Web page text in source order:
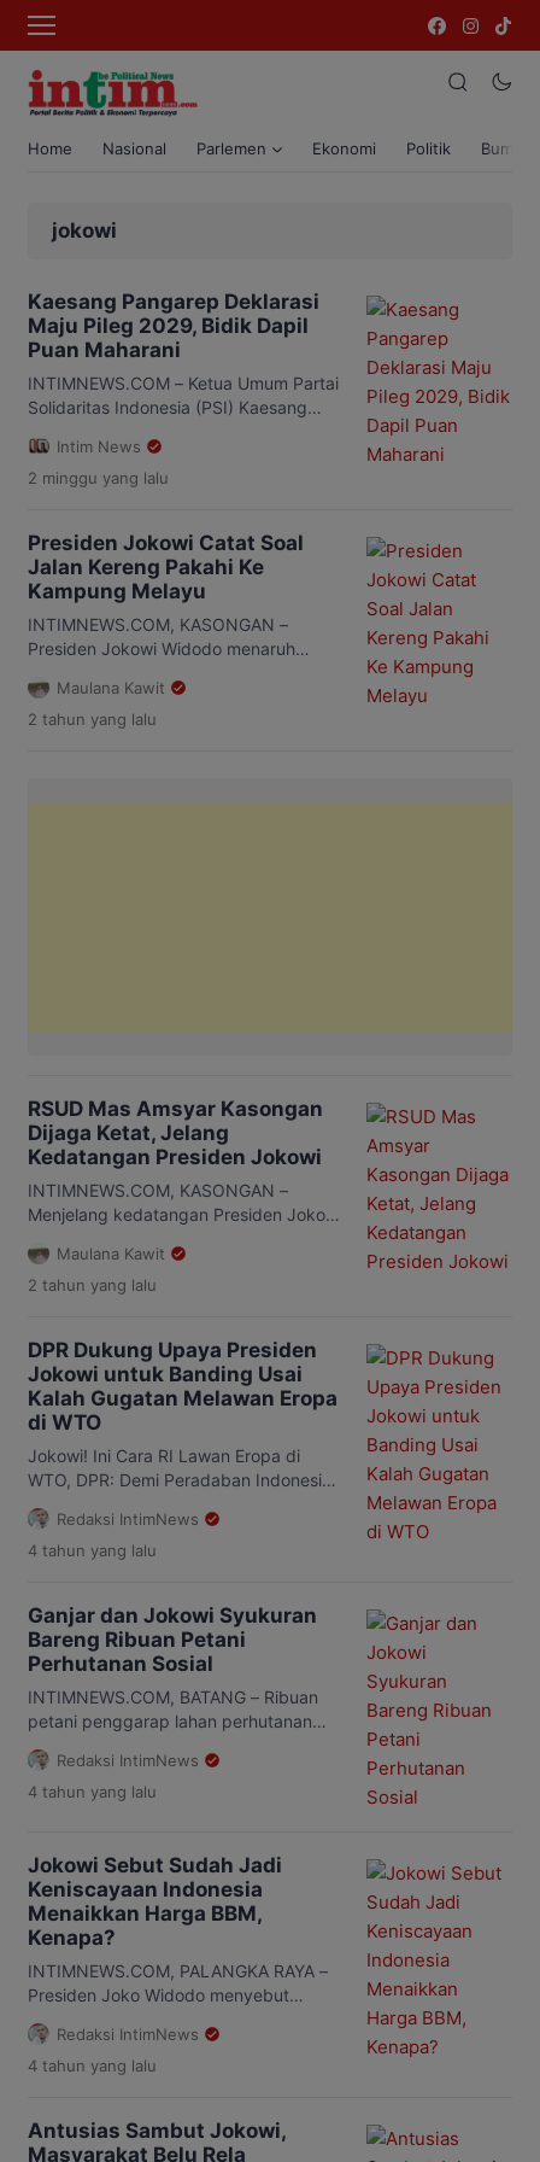
Home Nasional Parlemen Ekonomi Politik Bumi
jokowi
Kaesang Pangarep Deklarasi
Maju Pileg 2029, Bidik Dapil
Puan Maharani
INTIMNEWS.COM – Ketua Umum Partai
Solidaritas Indonesia (PSI) Kaesang
sebagai calon anggota DPR RI pada
Pemilu Legislatif 2029. Ia memilih
Sukoharjo, Klaten, dan Boyolali.
Kaesang menyampaikan rencana
tersebut saat menghadiri Rapat
Koordinasi Daerah (Rakorda) DPD PSI
Kota Solo, Sabtu malam, 25 […]
Intim News
2 minggu yang lalu
Presiden Jokowi Catat Soal
Jalan Kereng Pakahi Ke
Kampung Melayu
INTIMNEWS.COM, KASONGAN –
Presiden Jokowi Widodo menaruh
infrastruktur jalan, terutama jalan dari
Kereng Pakahi ke Kampung Melayu
Maulana Kawit
2 tahun yang lalu
RSUD Mas Amsyar Kasongan
Dijaga Ketat, Jelang
Kedatangan Presiden Jokowi
INTIMNEWS.COM, KASONGAN –
Menjelang kedatangan Presiden Jokowi
Kabupaten Katingan, Provinsi
Kalimantan Tengah. Sejumlah petugas
terlihat berjaga-jaga di area rumah
sakit. Pantauan intimnews.com di
lapangan sejumlah petugas
Paspampres yang mengenakan kemeja
batik lengan panjang terlihat berjaga-
jaga di sekitar depan pintu masuk UPT
RSUD […]
Maulana Kawit
2 tahun yang lalu
DPR Dukung Upaya Presiden
Jokowi untuk Banding Usai
Kalah Gugatan Melawan Eropa
di WTO
Jokowi! Ini Cara RI Lawan Eropa di
WTO, DPR: Demi Peradaban Indonesia
INTIMNEWS.COM, PANGKALAN BUN –
Presiden RI Joko Widodo (Jokowi)
semakin keras melawan Uni Eropa (UE)
Organization/WTO). Anggota Komisi VII
DPR RI Mukhtarudin mendukung
langkah tegas Presiden Jokowi yang
siap melakukan banding atas
kekalahan gugatan […]
Redaksi IntimNews
4 tahun yang lalu
Ganjar dan Jokowi Syukuran
Bareng Ribuan Petani
Perhutanan Sosial
INTIMNEWS.COM, BATANG – Ribuan
petani penggarap lahan perhutanan
sosial memenuhi Lapangan Cepoko,
Tumbrep, Bandar, Kabupaten Batang,
Rabu (8/6/2022). Mereka datang dari
Masyarakat (Gema) Perhutanan Sosial
bersama Presiden Joko Widodo
(Jokowi) dan Gubernur Jawa Tengah
Ganjar Pranowo. Sejak pagi hari lautan
manusia sudah terlihat berbondong-
bondong menuju lokasi. […]
Redaksi IntimNews
4 tahun yang lalu
Jokowi Sebut Sudah Jadi
Keniscayaan Indonesia
Menaikkan Harga BBM,
Kenapa?
INTIMNEWS.COM, PALANGKA RAYA –
Presiden Joko Widodo menyebut
bahwa sudah menjadi keniscayaan
bahwa Indonesia menaikkan harga
Bahan Bakar Minyak (BBM). Ia
global yang bergejolak saat ini.
Redaksi IntimNews
4 tahun yang lalu
Antusias Sambut Jokowi,
Masyarakat Belu Rela